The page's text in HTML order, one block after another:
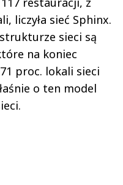
liczyła sieć Sphinx.
sieci są
na koniec
proc. lokali sieci
o ten model